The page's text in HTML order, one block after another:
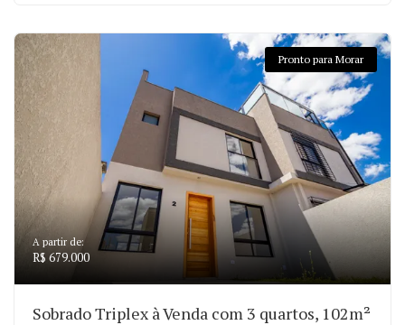
Pronto para Morar
A partir de:
R$ 679.000
Sobrado Triplex à Venda com 3 quartos, 102m²